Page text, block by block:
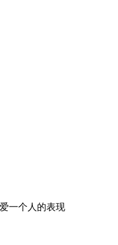
一个人的表现